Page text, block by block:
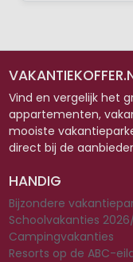
Vind en vergelijk het
appartementen,
mooiste
direct bij de
HANDIG
Bijzondere
Schoolvakanties
Campingvakanties
Resorts op de ABC-